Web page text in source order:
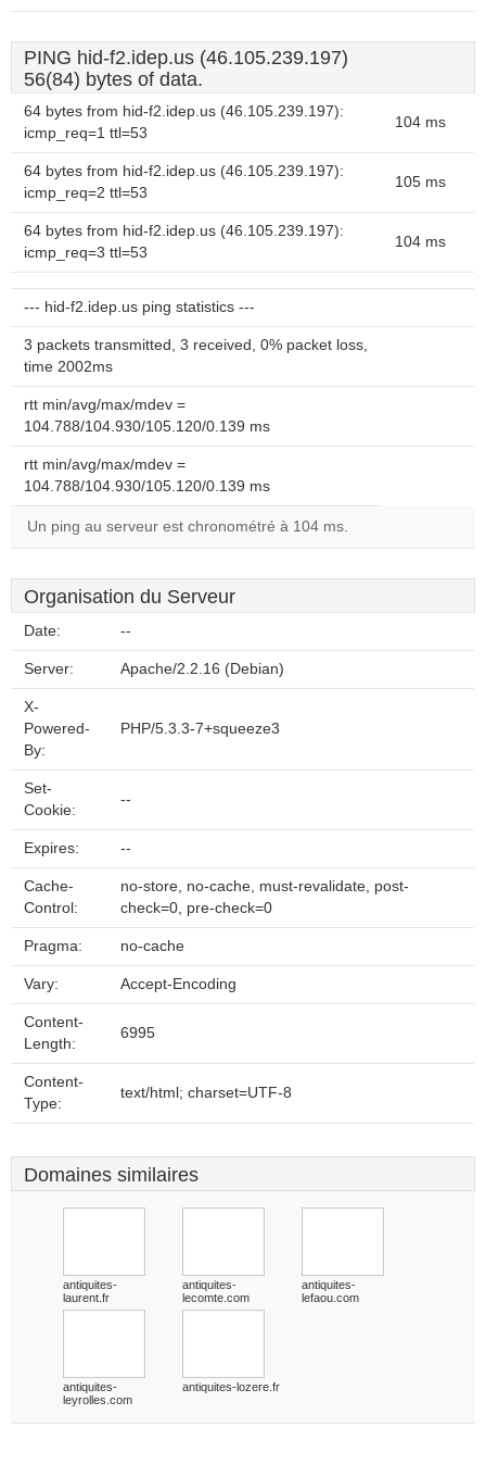
PING hid-f2.idep.us (46.105.239.197)
56(84) bytes of data.
64 bytes from hid-f2.idep.us (46.105.239.197):
icmp_req=1 ttl=53
104 ms
64 bytes from hid-f2.idep.us (46.105.239.197):
icmp_req=2 ttl=53
105 ms
64 bytes from hid-f2.idep.us (46.105.239.197):
icmp_req=3 ttl=53
104 ms
--- hid-f2.idep.us ping statistics ---
3 packets transmitted, 3 received, 0% packet loss,
time 2002ms
rtt min/avg/max/mdev =
104.788/104.930/105.120/0.139 ms
rtt min/avg/max/mdev =
104.788/104.930/105.120/0.139 ms
Un ping au serveur est chronométré à 104 ms.
Organisation du Serveur
Date: --
Server: Apache/2.2.16 (Debian)
X-
Powered-
By:
PHP/5.3.3-7+squeeze3
Set-
Cookie:
--
Expires: --
Cache-
Control:
no-store, no-cache, must-revalidate, post-
check=0, pre-check=0
Pragma: no-cache
Vary: Accept-Encoding
Content-
Length:
6995
Content-
Type:
text/html; charset=UTF-8
Domaines similaires
antiquites-
laurent.fr
antiquites-
lecomte.com
antiquites-
lefaou.com
antiquites-
leyrolles.com
antiquites-lozere.fr